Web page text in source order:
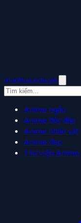
manhua.edu.vn
Anime ngầu
Anime độc đáo
Anime nhân vật
Anime đẹp
Thư viện Anime